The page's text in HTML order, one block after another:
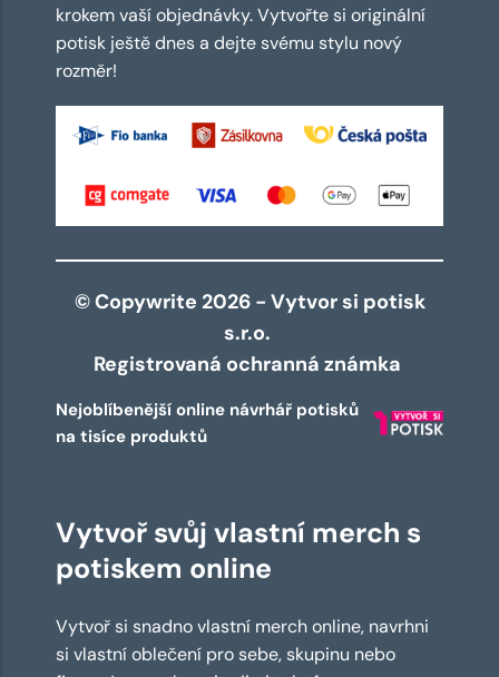
krokem vaší objednávky. Vytvořte si originální
potisk ještě dnes a dejte svému stylu nový
rozměr!
© Copywrite 2026 - Vytvor si potisk
s.r.o.
Registrovaná ochranná známka
Nejoblíbenější online návrhář potisků
na tisíce produktů
Vytvoř svůj vlastní merch s
potiskem online
Vytvoř si snadno vlastní merch online, navrhni
si vlastní oblečení pro sebe, skupinu nebo